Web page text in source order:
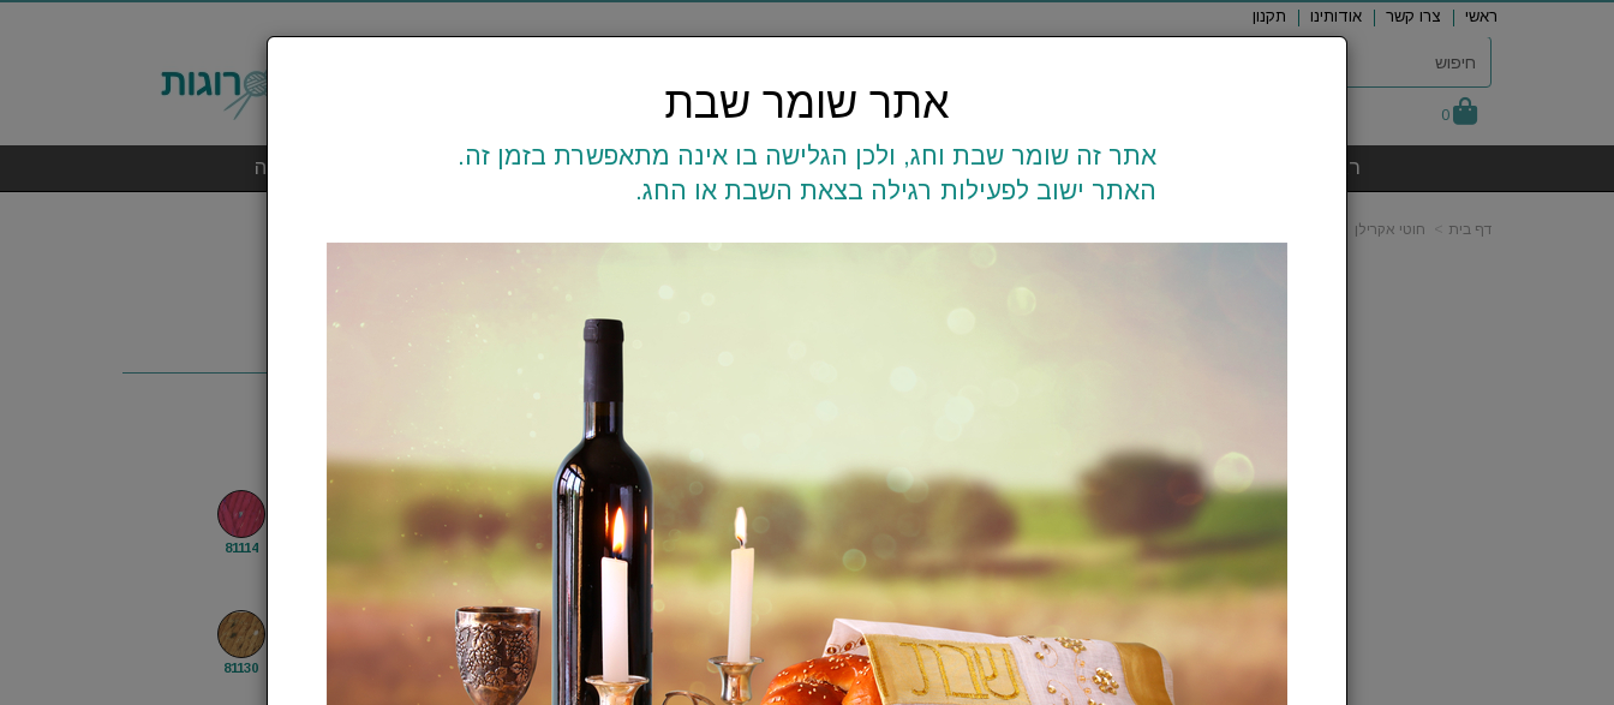
ראשי צרו קשר אודותינו תקנון
0
0586451132
ראשי חוטי אקרילן חוטי כותנה - נטורל מקרמה סידקית אביזרי סריגה מכונות תפירה
דף בית חוטי אקרילן
Dolphin Festival - דולפין
פסטיבל
EN0OSACHNQ
בחרו צבע:
81105
81107
81108
81114
81118
81120
81121
81130
אתר שומר שבת
אתר זה שומר שבת וחג, ולכן הגלישה בו אינה מתאפשרת בזמן זה.
האתר ישוב לפעילות רגילה בצאת השבת או החג.